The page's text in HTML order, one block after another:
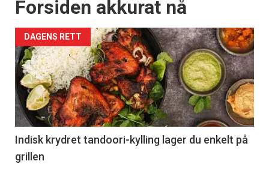
Forsiden akkurat nå
DAGENS RETT
Indisk krydret tandoori-kylling lager du enkelt på
grillen